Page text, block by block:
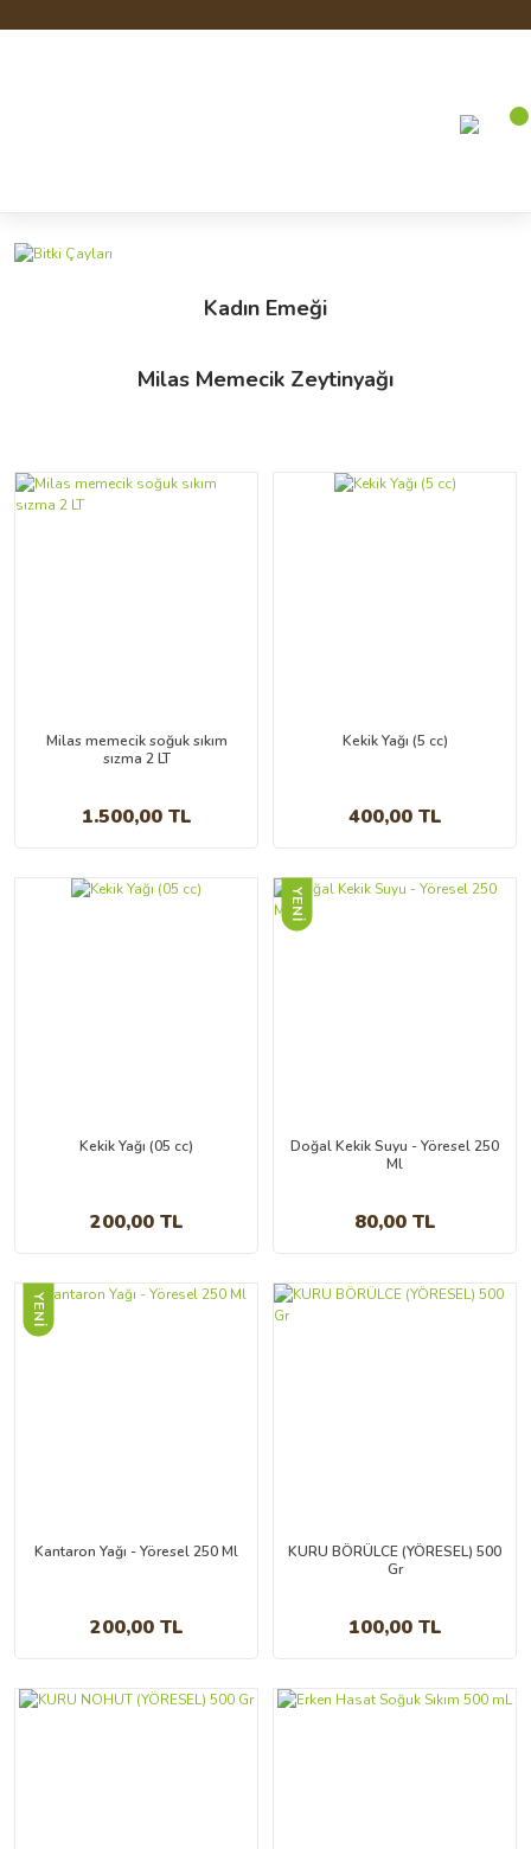
Kadın Emeği
Milas Memecik Zeytinyağı
Milas memecik soğuk sıkım
sızma 2 LT
1.500,00 TL
Kekik Yağı (5 cc)
400,00 TL
Kekik Yağı (05 cc)
200,00 TL
YENİ
Doğal Kekik Suyu - Yöresel 250
Ml
80,00 TL
YENİ
Kantaron Yağı - Yöresel 250 Ml
200,00 TL
KURU BÖRÜLCE (YÖRESEL) 500
Gr
100,00 TL